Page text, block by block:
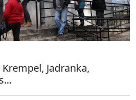
Jadranka,